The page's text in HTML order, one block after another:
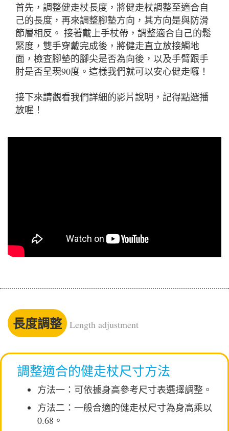
首先，調整健走杖長度，將健走杖調整至適合自
己的長度，再來調整腳墊方向，其方向是與防滑
節層相反。 接著戴上手杖帶，調整適合自己的鬆
緊度，雙手穿戴完成後，將健走直立放接觸地
面，檢查腳墊的腳尖是否為向後，以及手臂跟手
肘是否呈現90度。這樣我們就可以安心健走囉！
接下來請觀看我們詳細的影片說明，記得點選播
放喔！
長度調整 Length adjustment
調整適合的健走杖尺寸方法
方法一：可依據身高參考尺寸表選擇調整。
方法二：一般合適的健走杖尺寸為身高乘以
0.68。